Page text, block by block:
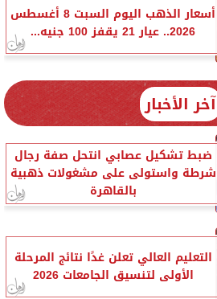
أسعار الذهب اليوم السبت 8 أغسطس
2026.. عيار 21 يقفز 100 جنيه...
آخر الأخبار
ضبط تشكيل عصابي انتحل صفة رجال
شرطة واستولى على مشغولات ذهبية
بالقاهرة
التعليم العالي تعلن غدًا نتائج المرحلة
الأولى لتنسيق الجامعات 2026